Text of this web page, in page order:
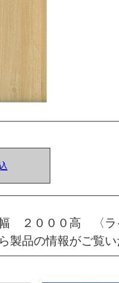
２０００高 〈
製品の情報がご覧